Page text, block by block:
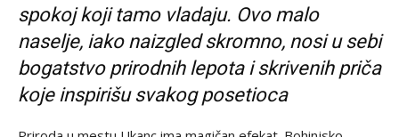
spokoj koji tamo vladaju. Ovo malo
naselje, iako naizgled skromno, nosi u sebi
bogatstvo prirodnih lepota i skrivenih priča
koje inspirišu svakog posetioca